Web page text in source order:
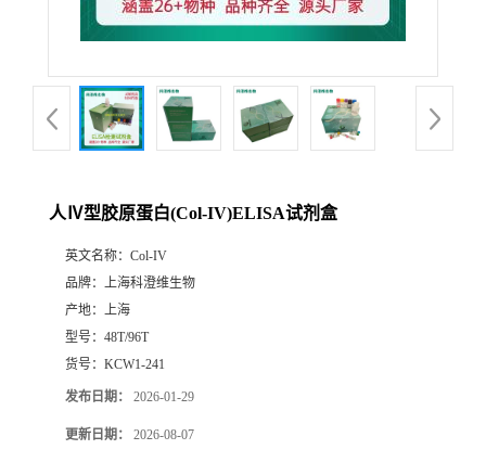
人Ⅳ型胶原蛋白(Col-IV)ELISA试剂盒
英文名称： Col-IV
品牌：
上海科澄维生物
产地：
上海
型号： 48T/96T
货号： KCW1-241
发布日期： 2026-01-29
更新日期： 2026-08-07